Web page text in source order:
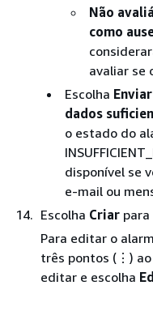
Não
como
avaliar se
Escolha
dados
o estado do
disponível se
e-mail ou
Escolha Criar
Para editar o
três pontos (⋮) ao
editar e escolha